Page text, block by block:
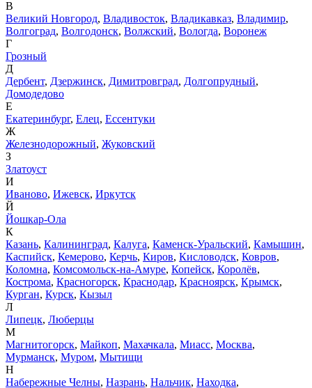
В
Великий Новгород, Владивосток, Владикавказ, Владимир,
Волгоград, Волгодонск, Волжский, Вологда, Воронеж
Г
Грозный
Д
Дербент, Дзержинск, Димитровград, Долгопрудный,
Домодедово
Е
Екатеринбург, Елец, Ессентуки
Ж
Железнодорожный, Жуковский
З
Златоуст
И
Иваново, Ижевск, Иркутск
Й
Йошкар-Ола
К
Казань, Калининград, Калуга, Каменск-Уральский, Камышин,
Каспийск, Кемерово, Керчь, Киров, Кисловодск, Ковров,
Коломна, Комсомольск-на-Амуре, Копейск, Королёв,
Кострома, Красногорск, Краснодар, Красноярск, Крымск,
Курган, Курск, Кызыл
Л
Липецк, Люберцы
М
Магнитогорск, Майкоп, Махачкала, Миасс, Москва,
Мурманск, Муром, Мытищи
Н
Набережные Челны, Назрань, Нальчик, Находка,